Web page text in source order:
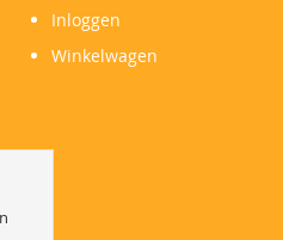
Inloggen
Winkelwagen